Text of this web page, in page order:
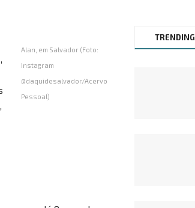
Alan, em Salvador (Foto:
Instagram
@daquidesalvador/Acervo
Pessoal)
TRENDING